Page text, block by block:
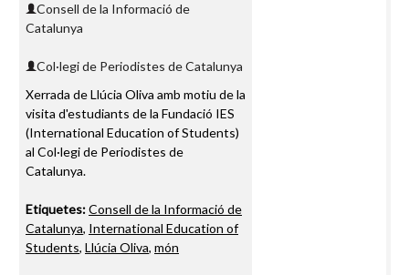
Consell de la Informació de
Catalunya
Col·legi de Periodistes de Catalunya
Xerrada de Llúcia Oliva amb motiu de la
visita d'estudiants de la Fundació IES
(International Education of Students)
al Col·legi de Periodistes de
Catalunya.
Etiquetes:Consell de la Informació de
Catalunya, International Education of
Students, Llúcia Oliva, món